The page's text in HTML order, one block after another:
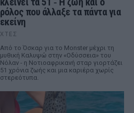
ρόλος που άλλαξε τα πάντα για
εκείνη
ΧΤΕΣ
Από το Όσκαρ για το Monster μέχρι τη
μυθική Καλυψώ στην «Οδύσσεια» του
Νόλαν - η Νοτιοαφρικανή σταρ γιορτάζει
51 χρόνια ζωής και μια καριέρα χωρίς
στερεότυπα.